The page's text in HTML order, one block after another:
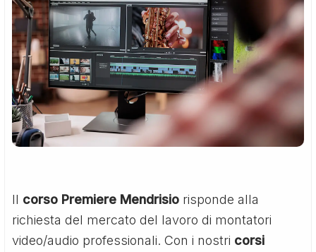
Il corso Premiere Mendrisio risponde alla
richiesta del mercato del lavoro di montatori
video/audio professionali. Con i nostri corsi